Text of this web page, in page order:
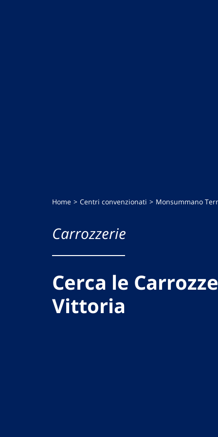
Home Centri convenzionati Monsummano
Carrozzerie
Cerca le
Vittoria